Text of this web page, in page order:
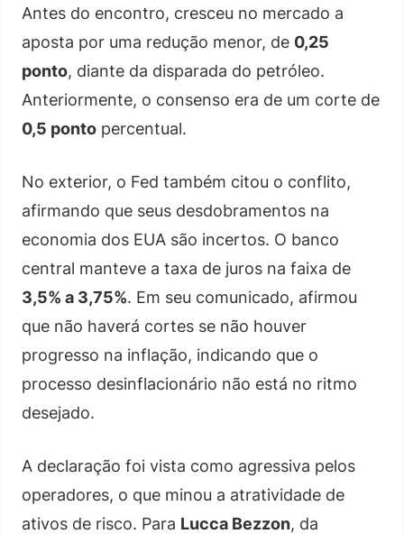
Antes do encontro, cresceu no mercado a
aposta por uma redução menor, de 0,25
ponto, diante da disparada do petróleo.
Anteriormente, o consenso era de um corte de
0,5 ponto percentual.
No exterior, o Fed também citou o conflito,
afirmando que seus desdobramentos na
economia dos EUA são incertos. O banco
central manteve a taxa de juros na faixa de
3,5% a 3,75%. Em seu comunicado, afirmou
que não haverá cortes se não houver
progresso na inflação, indicando que o
processo desinflacionário não está no ritmo
desejado.
A declaração foi vista como agressiva pelos
operadores, o que minou a atratividade de
ativos de risco. Para Lucca Bezzon, da